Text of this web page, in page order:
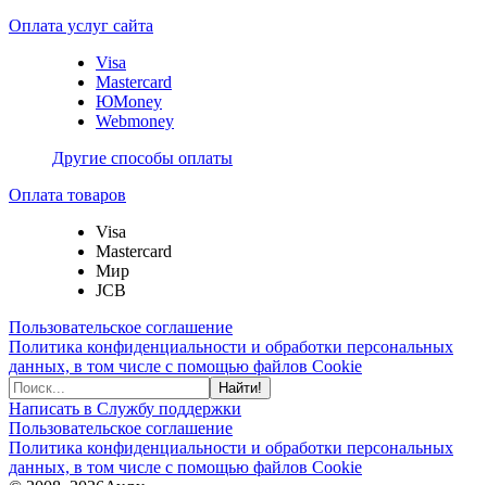
Оплата услуг сайта
Visa
Mastercard
ЮMoney
Webmoney
Другие способы оплаты
Оплата товаров
Visa
Mastercard
Мир
JCB
Пользовательское соглашение
Политика конфиденциальности и обработки персональных
данных, в том числе с помощью файлов Cookie
Найти!
Написать в Службу поддержки
Пользовательское соглашение
Политика конфиденциальности и обработки персональных
данных, в том числе с помощью файлов Cookie